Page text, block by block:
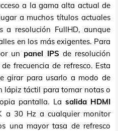
a la gama alta actual de
a muchos títulos actuales
a resolución FullHD, aunque
en los más exigentes. Para
un panel IPS de resolución
frecuencia de refresco. Esta
girar para usarlo a modo de
lápiz táctil para tomar notas o
pantalla. La salida HDMI
a 30 Hz a cualquier monitor
una mayor tasa de refresco